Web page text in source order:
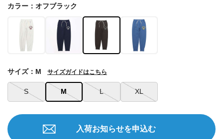
カラー：オフブラック
S M L XL
サイズ：M サイズガイドはこちら
入荷お知らせを申込む